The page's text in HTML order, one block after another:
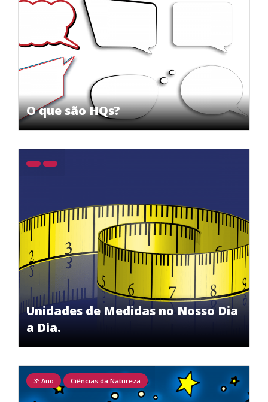
O que são HQs?
Unidades de Medidas no Nosso Dia
a Dia.
3º Ano Ciências da Natureza